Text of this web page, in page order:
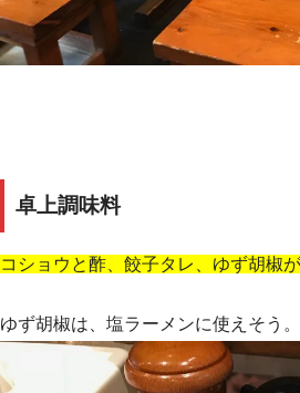
卓上調味料
コショウと酢、餃子タレ、ゆず胡椒
ゆず胡椒は、塩ラーメンに使えそう。